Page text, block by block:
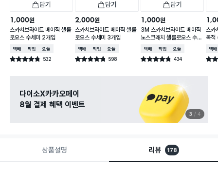
담기
1,000원
스카치브라이트 베이직 셀룰
로오스 수세미 2개입
택배배송매장픽업오늘배송
별점 4.8점 532
건 작성
담기
2,000원
스카치브라이트 베이직 셀룰
로오스 수세미 3개입
택배배송매장픽업오늘배송
별점 4.8점 598
건 작성
담기
1,000원
3M 스카치브라이트 베이직
노스크래치 셀룰로오스 수세
미 1개입
택배배송매장픽업오늘배송
별점 4.8점 434
건 작성
스카
목적
택배
별점
다이소X카카오페이
8월 결제 혜택 이벤트
3 4
상품설명 리뷰 178